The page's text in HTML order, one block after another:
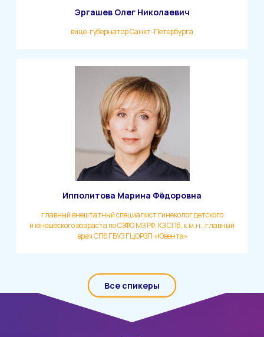
Эргашев Олег Николаевич
вице-губернатор Санкт-Петербурга
Ипполитова Марина Фёдоровна
главный внештатный специалист гинеколог детского
и юношеского возраста по СЗФО МЗ РФ, КЗ СПб, к.м.н., главный
врач СПб ГБУЗ ГЦОРЗП «Ювента»
Все спикеры